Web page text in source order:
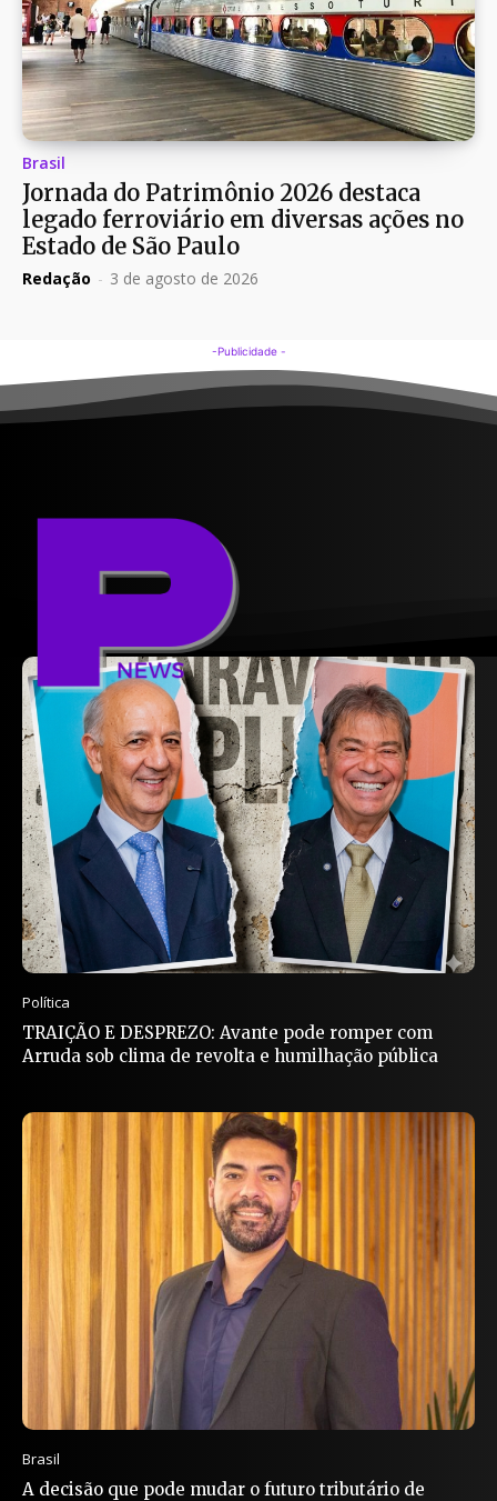
Brasil
Jornada do Patrimônio 2026 destaca
legado ferroviário em diversas ações no
Estado de São Paulo
Redação - 3 de agosto de 2026
-Publicidade -
Política
TRAIÇÃO E DESPREZO: Avante pode romper com
Arruda sob clima de revolta e humilhação pública
Brasil
A decisão que pode mudar o futuro tributário de